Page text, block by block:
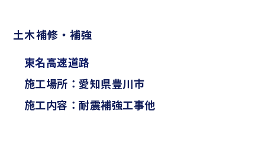
土木補修・補強
東名高速道路
施工場所：愛知県豊川市
施工内容：耐震補強工事他